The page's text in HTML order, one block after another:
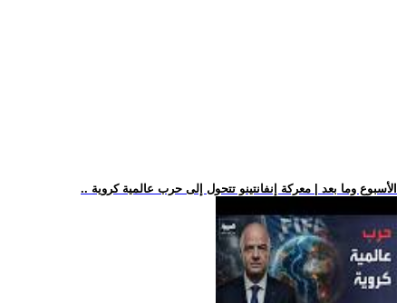
.. الأسبوع وما بعد | معركة إنفانتينو تتحول إلى حرب عالمية كروية